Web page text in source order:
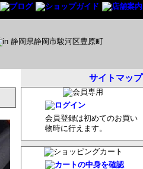
サイトマップ
会員登録は初めてのお買い
物時に行えます。